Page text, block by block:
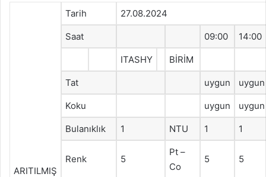
ARITILMIŞ
Tarih 27.08.2024
Saat 09:00 14:00
ITASHY BİRİM
Tat uygun uygun
Koku uygun uygun
Bulanıklık 1 NTU 1 1
Renk 5
Pt –
Co
5 5